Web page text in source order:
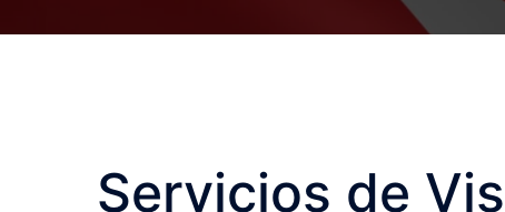
Servicios de